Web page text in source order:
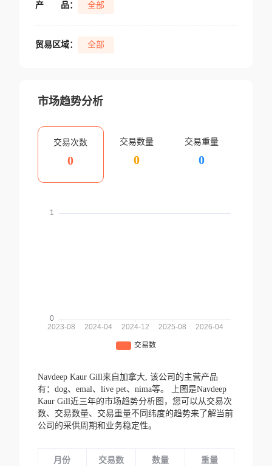
产 品： 全部
贸易区域： 全部
市场趋势分析
交易次数
0
交易数量
0
交易重量
0
Navdeep Kaur Gill来自加拿大, 该公司的主营产品
有：dog、emal、live pet、nima等。
上图是Navdeep
Kaur Gill近三年的市场趋势分析图，您可以从交易次
数、交易数量、交易重量不同纬度的趋势来了解当前
公司的采供周期和业务稳定性。
月份 交易数 数量 重量